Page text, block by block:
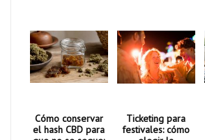
Cómo conservar
el hash CBD para
Ticketing para
festivales: cómo